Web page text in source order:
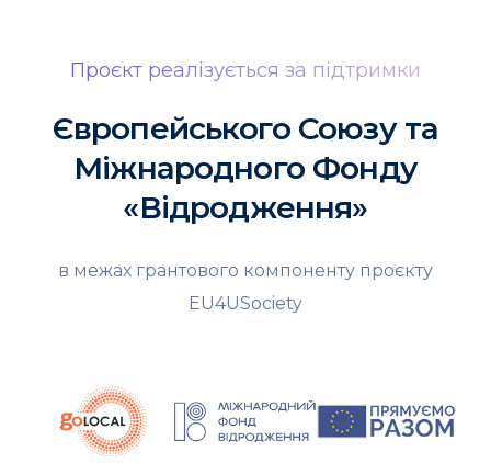
Проєкт реалізується за підтримки
Європейського Союзу та
Міжнародного Фонду
«Відродження»
в межах грантового компоненту проєкту
EU4USociety